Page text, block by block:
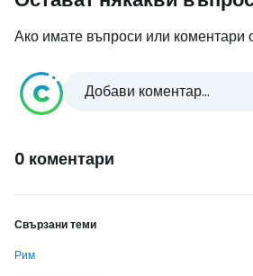
Ако имате въпроси или коментари
Добави коментар...
0 коментари
Свързани теми
Рим